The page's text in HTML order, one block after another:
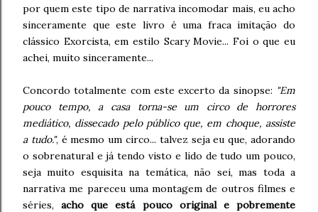
por quem este tipo de narrativa incomodar mais, eu acho
sinceramente que este livro é uma fraca imitação do
clássico Exorcista, em estilo Scary Movie... Foi o que eu
achei, muito sinceramente...
Concordo totalmente com este excerto da sinopse: "Em
pouco tempo, a casa torna-se um circo de horrores
mediático, dissecado pelo público que, em choque, assiste
a tudo.", é mesmo um circo... talvez seja eu que, adorando
o sobrenatural e já tendo visto e lido de tudo um pouco,
seja muito esquisita na temática, não sei, mas toda a
narrativa me pareceu uma montagem de outros filmes e
séries,acho que está pouco original e pobremente